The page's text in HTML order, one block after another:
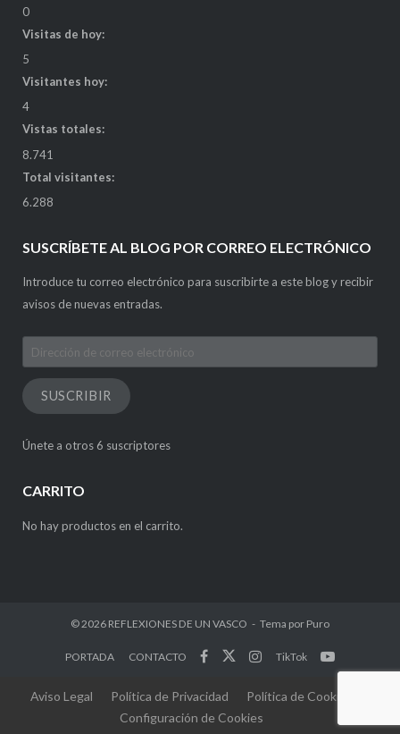
0
Visitas de hoy:
5
Visitantes hoy:
4
Vistas totales:
8.741
Total visitantes:
6.288
SUSCRÍBETE AL BLOG POR CORREO ELECTRÓNICO
Introduce tu correo electrónico para suscribirte a este blog y recibir
avisos de nuevas entradas.
Dirección
de
correo
electrónico
SUSCRIBIR
Únete a otros 6 suscriptores
CARRITO
No hay productos en el carrito.
© 2026 REFLEXIONES DE UN VASCO Tema por Puro
PORTADA CONTACTO TikTok
Aviso Legal Política de Privacidad
Política de Cookies
Configuración de Cookies